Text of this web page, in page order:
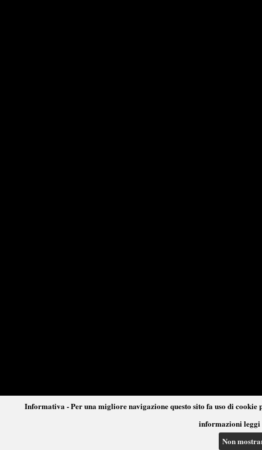
Informativa - Per una migliore navigazione questo sito fa uso di
informazioni leggi
Non